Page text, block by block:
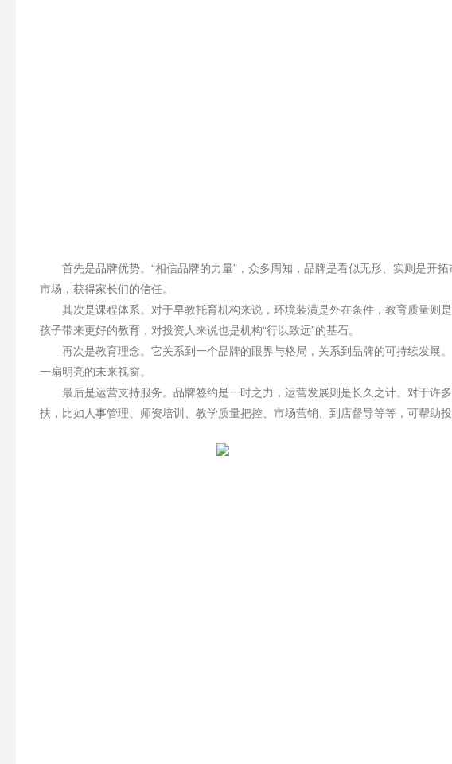
首先是品牌优势。“相信品牌的力量”，众多周知，品牌是看似无形、实则是开
市场，获得家长们的信任。
其次是课程体系。对于早教托育机构来说，环境装潢是外在条件，教育质量则
孩子带来更好的教育，对投资人来说也是机构“行以致远”的基石。
再次是教育理念。它关系到一个品牌的眼界与格局，关系到品牌的可持续发展
一扇明亮的未来视窗。
最后是运营支持服务。品牌签约是一时之力，运营发展则是长久之计。对于许
扶，比如人事管理、师资培训、教学质量把控、市场营销、到店督导等等，可帮助